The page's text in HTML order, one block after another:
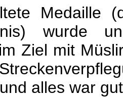
Medaille
wurde
Ziel mit
alles war